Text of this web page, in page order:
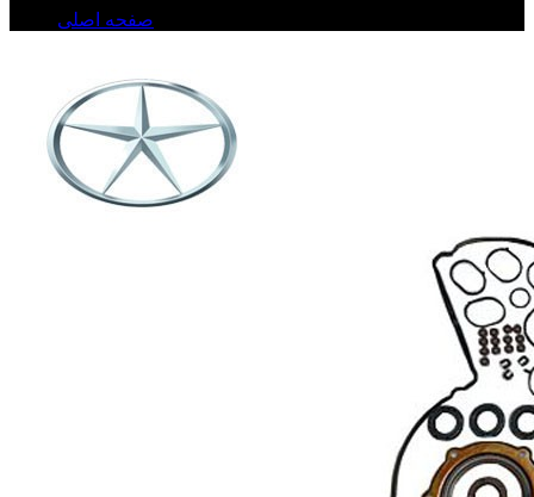
صفحه اصلی